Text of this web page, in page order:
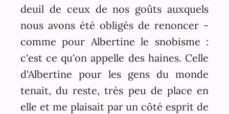
deuil de ceux de nos goûts auxquels
nous avons été obligés de renoncer -
comme pour Albertine le snobisme :
c'est ce qu'on appelle des haines. Celle
d'Albertine pour les gens du monde
tenait, du reste, très peu de place en
elle et me plaisait par un côté esprit de